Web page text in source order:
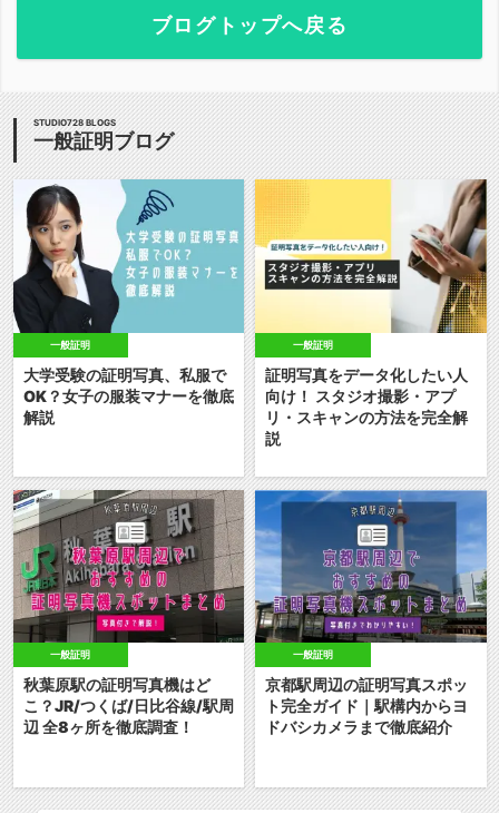
ブログトップへ戻る
STUDIO728 BLOGS
一般証明ブログ
一般証明
大学受験の証明写真、私服で
OK？女子の服装マナーを徹底
解説
一般証明
証明写真をデータ化したい人
向け！ スタジオ撮影・アプ
リ・スキャンの方法を完全解
説
一般証明
秋葉原駅の証明写真機はど
こ？JR/つくば/日比谷線/駅周
辺 全8ヶ所を徹底調査！
一般証明
京都駅周辺の証明写真スポッ
ト完全ガイド｜駅構内からヨ
ドバシカメラまで徹底紹介